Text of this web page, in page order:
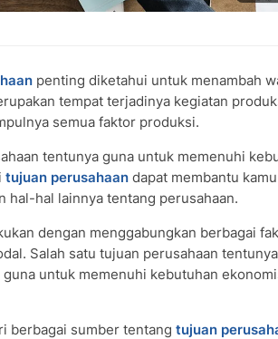
penting diketahui untuk menambah
tempat terjadinya kegiatan
semua faktor produksi.
tentunya guna untuk memenuhi
tujuan perusahaan dapat membantu kamu
hal-hal lainnya tentang perusahaan.
dengan menggabungkan berbagai
Salah satu tujuan perusahaan
untuk memenuhi kebutuhan
berbagai sumber tentang tujuan